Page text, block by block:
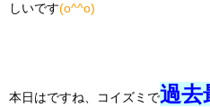
しいです(o^^o)
本日はですね、コイズミで過去